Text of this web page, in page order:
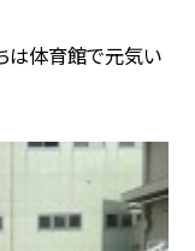
は体育館で元気い